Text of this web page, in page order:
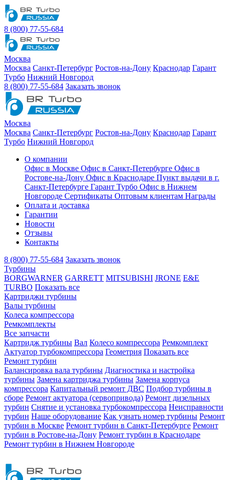
8 (800) 77-55-684
Москва
Москва Санкт-Петербург Ростов-на-Дону Краснодар Гарант
Турбо Нижний Новгород
8 (800) 77-55-684 Заказать звонок
Москва
Москва Санкт-Петербург Ростов-на-Дону Краснодар Гарант
Турбо Нижний Новгород
О компании
Офис в Москве Офис в Санкт-Петербурге Офис в
Ростове-на-Дону Офис в Краснодаре Пункт выдачи в г.
Санкт-Петербурге Гарант Турбо Офис в Нижнем
Новгороде Сертификаты Оптовым клиентам Награды
Оплата и доставка
Гарантии
Новости
Отзывы
Контакты
8 (800) 77-55-684 Заказать звонок
Турбины
BORGWARNER GARRETT MITSUBISHI JRONE E&E
TURBO Показать все
Картриджи турбины
Валы турбины
Колеса компрессора
Ремкомплекты
Все запчасти
Картридж турбины Вал Колесо компрессора Ремкомплект
Актуатор турбокомпрессора Геометрия Показать все
Ремонт турбин
Балансировка вала турбины Диагностика и настройка
турбины Замена картриджа турбины Замена корпуса
компрессора Капитальный ремонт ДВС Подбор турбины в
сборе Ремонт актуатора (сервопривода) Ремонт дизельных
турбин Снятие и установка турбокомпрессора Неисправности
турбин Наше оборудование Как узнать номер турбины Ремонт
турбин в Москве Ремонт турбин в Санкт-Петербурге Ремонт
турбин в Ростове-на-Дону Ремонт турбин в Краснодаре
Ремонт турбин в Нижнем Новгороде